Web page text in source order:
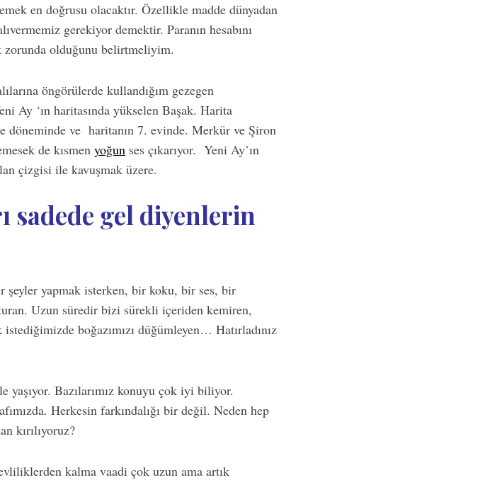
en doğrusu olacaktır. Özellikle madde dünyadan
gerekiyor demektir. Paranın hesabını
zorunda olduğunu belirtmeliyim.
öngörülerde kullandığım gezegen
Ay ‘ın haritasında yükselen Başak. Harita
döneminde ve haritanın 7. evinde. Merkür ve Şiron
de kısmen yoğun ses çıkarıyor. Yeni Ay’ın
çizgisi ile kavuşmak üzere.
sadede gel diyenlerin
şeyler yapmak isterken, bir koku, bir ses, bir
Uzun süredir bizi sürekli içeriden kemiren,
boğazımızı düğümleyen… Hatırladınız
Bazılarımız konuyu çok iyi biliyor.
Herkesin farkındalığı bir değil. Neden hep
kırılıyoruz?
kalma vaadi çok uzun ama artık